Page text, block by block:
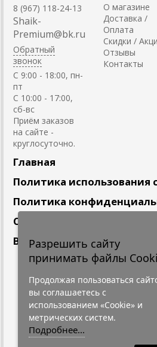
8 (967) 118-24-13
Shaik-
Premium@bk.ru
Обратный
звонок
C 9:00 - 18:00, пн-
пт
С 10:00 - 17:00,
сб-вс
Приём заказов
на сайте -
круглосуточно.
О магазине
Доставка /
Оплата
Скидки /
Отзывы
Контакты
Главная
Политика использования
Политика
Сотрудничество
Вакансии
Подпишитесь
Нажимая на кнопку, я даю
персональных данных. С
Конфидециальности"
Разрешить сайту
принимать файлы
Продолжая пользоваться
вы соглашаетесь с
использованием «Cookie» и
метрических систем.
Подробнее...